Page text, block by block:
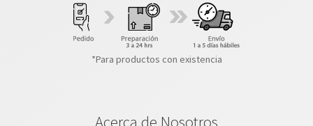
*Para productos con existencia
Acerca de Nosotros